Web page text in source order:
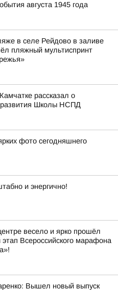
августа 1945 года
в селе Рейдово в заливе
пляжный мультиспринт
рассказал о
развития Школы НСПД
фото сегодняшнего
и энергично!
весело и ярко прошёл
Всероссийского марафона
Вышел новый выпуск